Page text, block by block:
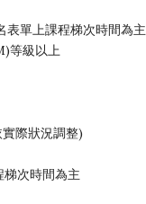
表單上課程梯次時間為主
等級以上
實際狀況調整)
次時間為主